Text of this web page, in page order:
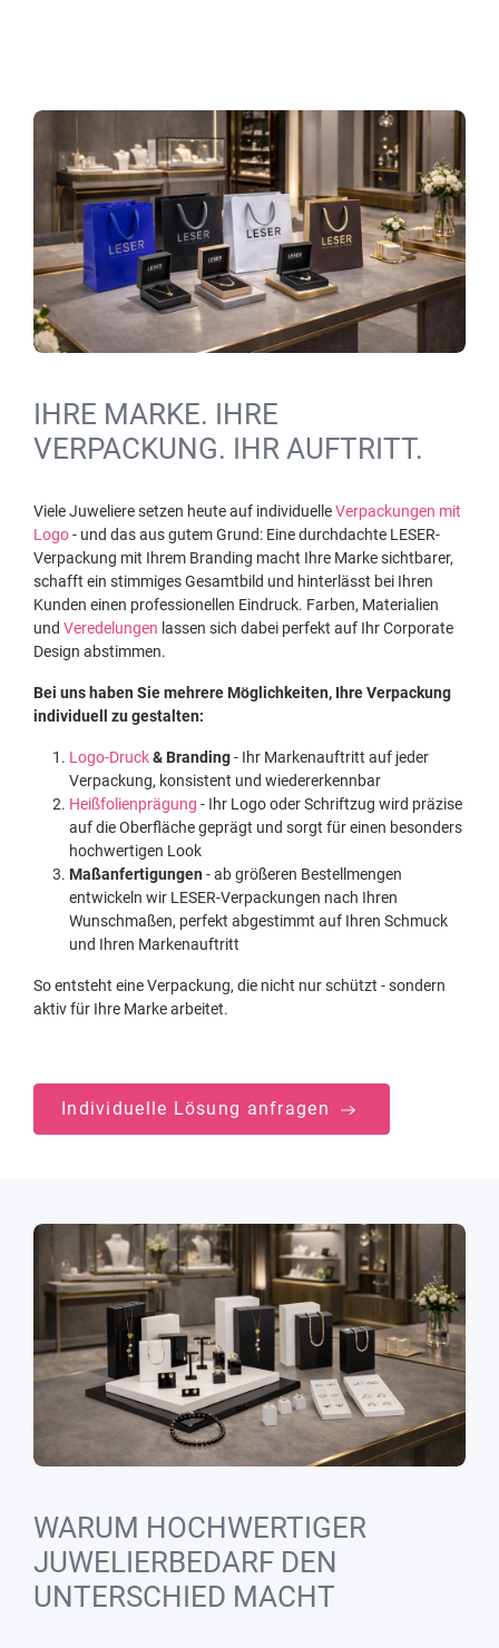
IHRE MARKE. IHRE
VERPACKUNG. IHR AUFTRITT.
Viele Juweliere setzen heute auf individuelleVerpackungen mit
Logo- und das aus gutem Grund: Eine durchdachte LESER-
Verpackung mit Ihrem Branding macht Ihre Marke sichtbarer,
schafft ein stimmiges Gesamtbild und hinterlässt bei Ihren
Kunden einen professionellen Eindruck. Farben, Materialien
und Veredelungen lassen sich dabei perfekt auf Ihr Corporate
Design abstimmen.
Bei uns haben Sie mehrere Möglichkeiten, Ihre Verpackung
individuell zu gestalten:
Logo-Druck& Branding- Ihr Markenauftritt auf jeder
Verpackung, konsistent und wiedererkennbar
Heißfolienprägung - Ihr Logo oder Schriftzug wird präzise
auf die Oberfläche geprägt und sorgt für einen besonders
hochwertigen Look
Maßanfertigungen - ab größeren Bestellmengen
entwickeln wir LESER-Verpackungen nach Ihren
Wunschmaßen, perfekt abgestimmt auf Ihren Schmuck
und Ihren Markenauftritt
So entsteht eine Verpackung, die nicht nur schützt - sondern
aktiv für Ihre Marke arbeitet.
Individuelle Lösung anfragen
WARUM HOCHWERTIGER
JUWELIERBEDARF DEN
UNTERSCHIED MACHT